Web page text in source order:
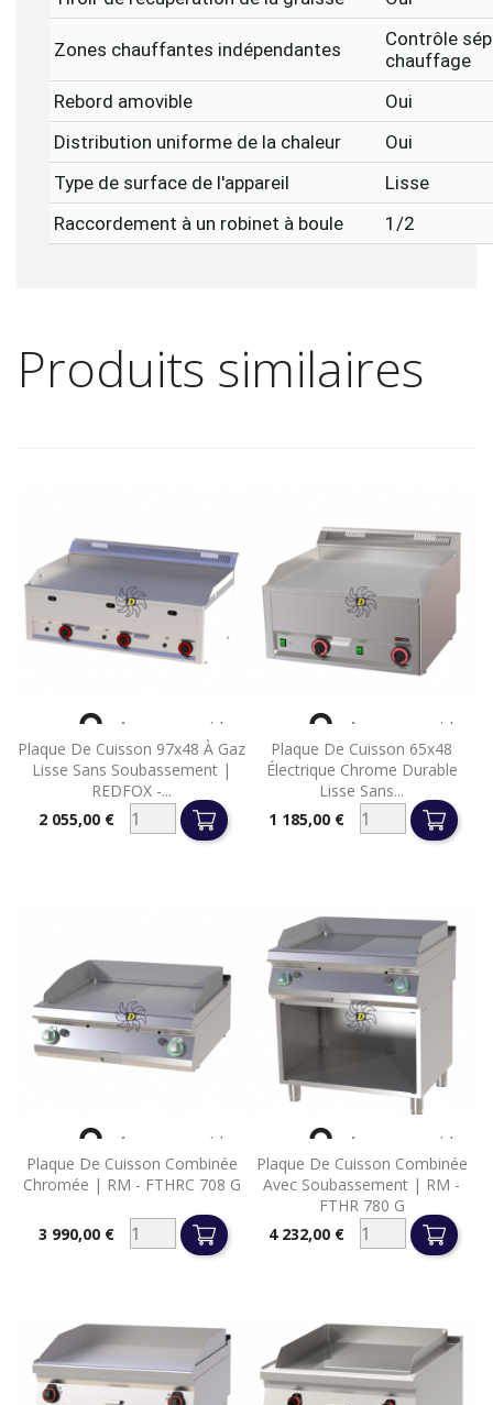
Zones chauffantes indépendantes
Contrôle
chauffage
Rebord amovible
Oui
Distribution uniforme de la chaleur
Oui
Type de surface de l'appareil
Lisse
Raccordement à un robinet à boule
1/2
Produits similaires
Plaque De Cuisson 97x48 À Gaz
Lisse Sans Soubassement |
REDFOX -...
Prix2 055,00 €
 Aperçu rapide
Plaque De Cuisson 65x48
Électrique Chrome Durable
Lisse Sans...
Prix1 185,00 €
 Aperçu rapide
Plaque De Cuisson Combinée
Chromée | RM - FTHRC 708 G
Prix3 990,00 €
 Aperçu rapide
Plaque De Cuisson Combinée
Avec Soubassement | RM -
FTHR 780 G
Prix4 232,00 €
 Aperçu rapide